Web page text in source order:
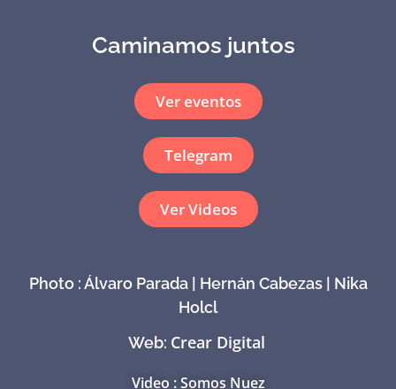
Caminamos juntos
Ver eventos
Telegram
Ver Videos
Photo : Álvaro Parada | Hernán Cabezas | Nika
Holcl
Web: Crear Digital
Video : Somos Nuez